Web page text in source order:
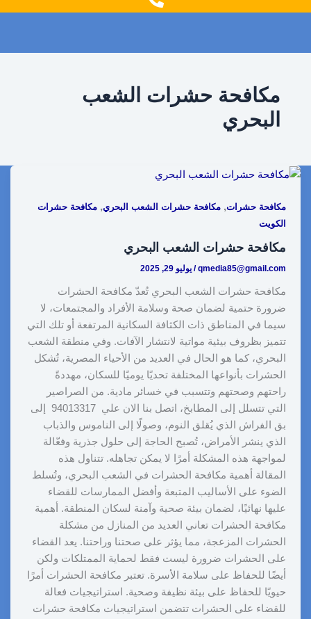
o
r
مكافحة حشرات الشعب
البحري
مكافحة حشرات,مكافحة حشرات الشعب البحري,مكافحة حشرات
الكويت
مكافحة حشرات الشعب البحري
qmedia85@gmail.com
/يوليو 29, 2025
مكافحة حشرات الشعب البحري تُعدّ مكافحة الحشرات
ضرورة حتمية لضمان صحة وسلامة الأفراد والمجتمعات، لا
سيما في المناطق ذات الكثافة السكانية المرتفعة أو تلك التي
تتميز بظروف بيئية مواتية لانتشار الآفات. وفي منطقة الشعب
البحري، كما هو الحال في العديد من الأحياء المصرية، تُشكل
الحشرات بأنواعها المختلفة تحديًا يوميًا للسكان، مهددةً
راحتهم وصحتهم وتتسبب في خسائر مادية. من الصراصير
التي تتسلل إلى المطابخ، اتصل بنا الان علي 94013317 إلى
بق الفراش الذي يُقلق النوم، وصولًا إلى الناموس والذباب
الذي ينشر الأمراض، تُصبح الحاجة إلى حلول جذرية وفعّالة
لمواجهة هذه المشكلة أمرًا لا يمكن تجاهله. تتناول هذه
المقالة أهمية مكافحة الحشرات في الشعب البحري، وتُسلط
الضوء على الأساليب المتبعة وأفضل الممارسات للقضاء
عليها نهائيًا، لضمان بيئة صحية وآمنة لسكان المنطقة. أهمية
مكافحة الحشرات تعاني العديد من المنازل من مشكلة
الحشرات المزعجة، مما يؤثر على صحتنا وراحتنا. يعد القضاء
على الحشرات ضرورة ليست فقط لحماية الممتلكات ولكن
أيضًا للحفاظ على سلامة الأسرة. تعتبر مكافحة الحشرات أمرًا
حيويًا للحفاظ على بيئة نظيفة وصحية. استراتيجيات فعالة
للقضاء على الحشرات تتضمن استراتيجيات مكافحة حشرات